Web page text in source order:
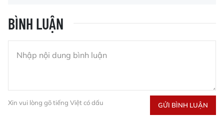
BÌNH LUẬN
Xin vui lòng gõ tiếng Việt có dấu GỬI BÌNH LUẬN